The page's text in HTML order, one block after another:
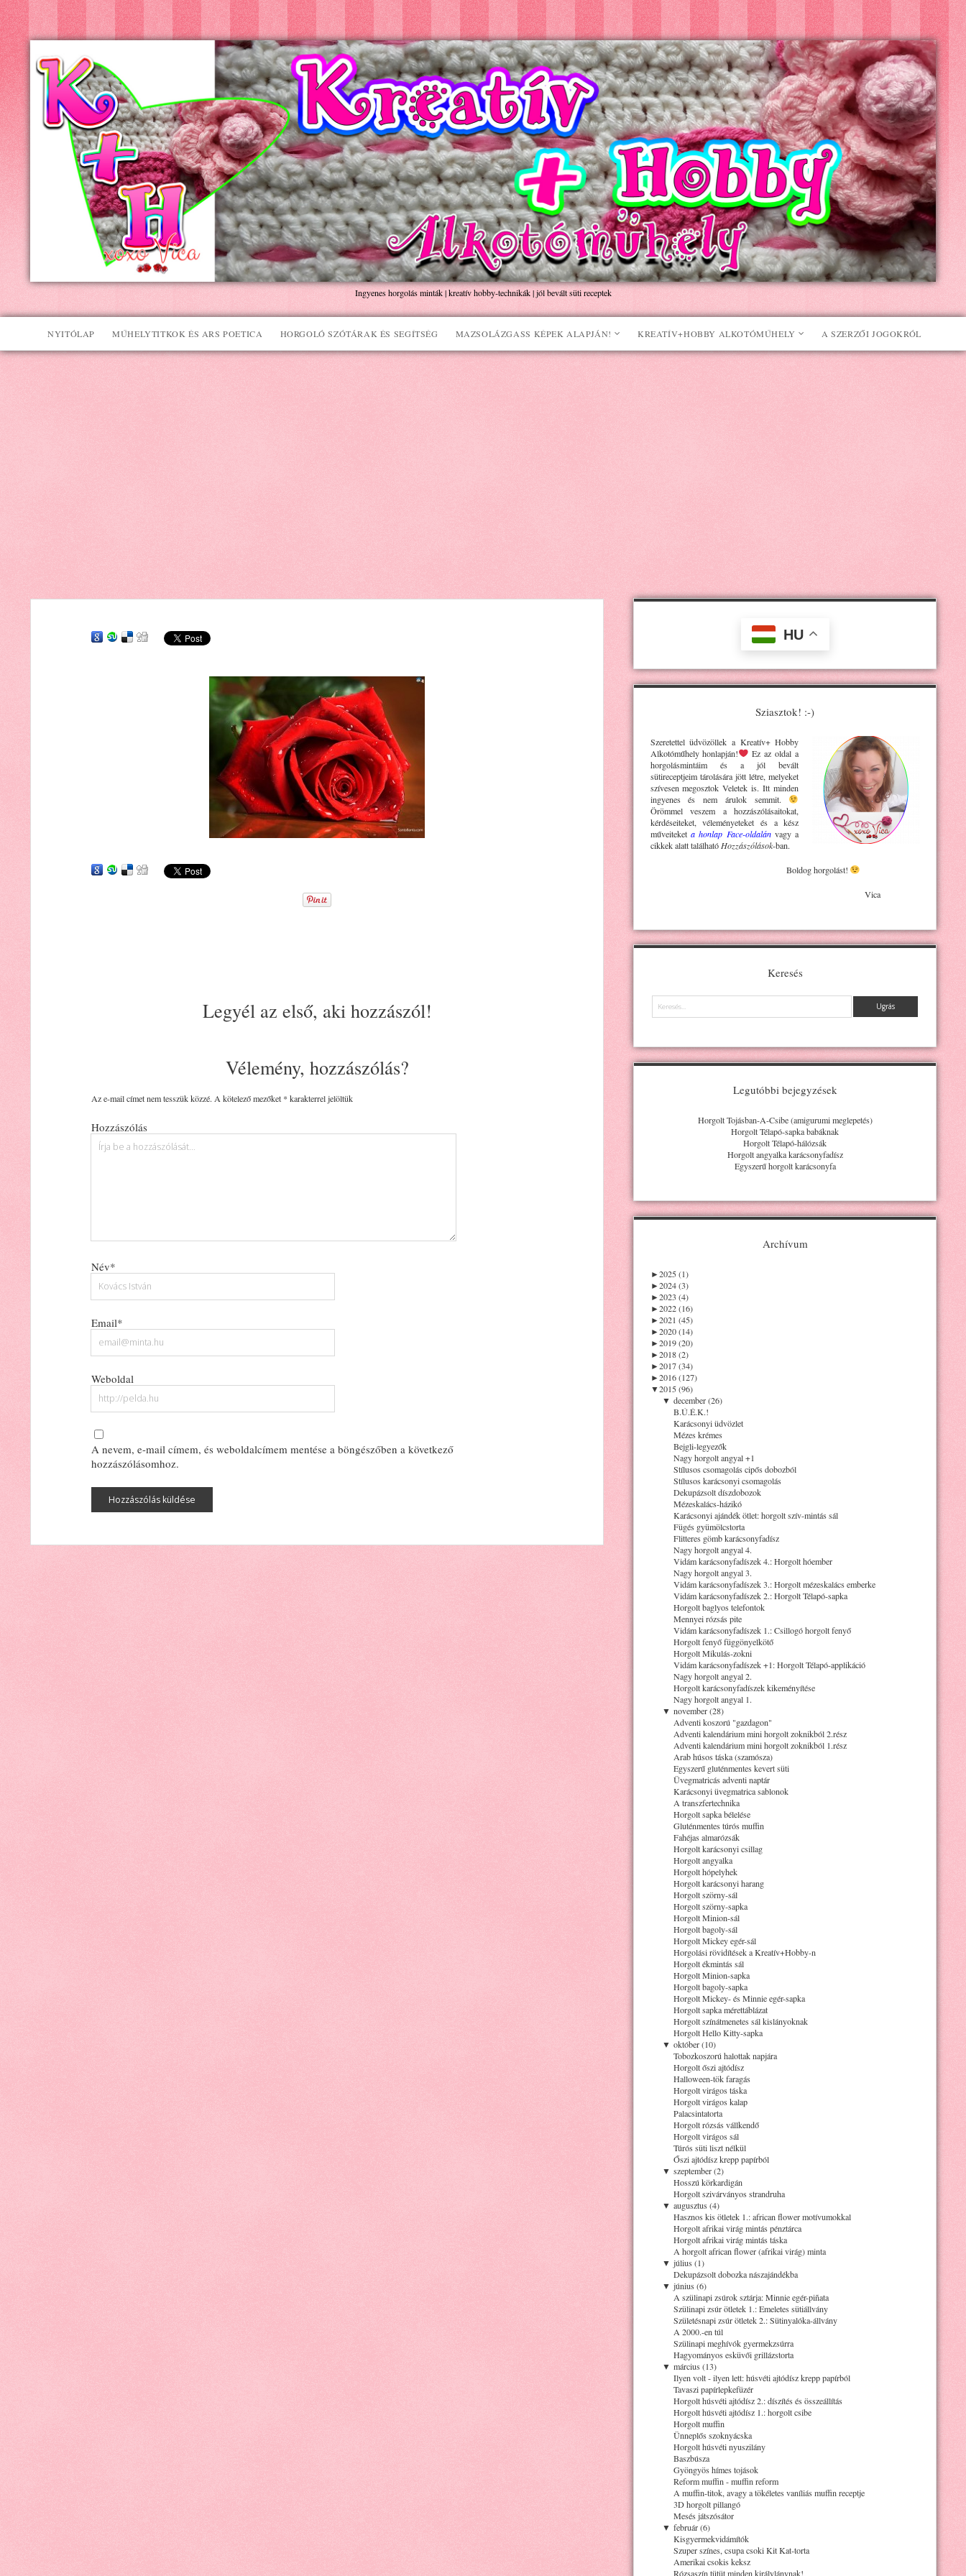
Kreatív+Hobby
Alkotóműhely
Ingyenes horgolás minták | kreatív hobby-technikák | jól bevált süti receptek
NYITÓLAP MŰHELYTITKOK ÉS ARS POETICA HORGOLÓ SZÓTÁRAK ÉS SEGÍTSÉG MAZSOLÁZGASS KÉPEK ALAPJÁN! KREATÍV+HOBBY ALKOTÓMŰHELY A SZERZŐI JOGOKRÓL
Legyél az első, aki hozzászól!
Vélemény, hozzászólás?
Az e-mail címet nem tesszük közzé. A kötelező mezőket * karakterrel jelöltük
Hozzászólás
Név*
Email*
Weboldal
A nevem, e-mail címem, és weboldalcímem mentése a böngészőben a következő
hozzászólásomhoz.
HU
Sziasztok! :-)
Szeretettel üdvözöllek a Kreatív+ Hobby
Alkotóműhelyhonlapján!
Ez az oldal a
horgolásmintáim és a jól bevált
sütireceptjeim tárolására jött létre, melyeket
szívesen megosztok Veletek is. Itt minden
ingyenes és nem árulok semmit.
Örömmel veszem a hozzászólásaitokat,
kérdéseiteket, véleményeteket és a kész
műveiteket a honlap Face-oldalánvagy a
cikkek alatt található Hozzászólások-ban.
Boldog horgolást!
Vica
Keresés
Keresés
Legutóbbi bejegyzések
Horgolt Tojásban-A-Csibe (amigurumi meglepetés)
Horgolt Télapó-sapka babáknak
Horgolt Télapó-hálózsák
Horgolt angyalka karácsonyfadísz
Egyszerű horgolt karácsonyfa
Archívum
►2025 (1)
►2024 (3)
►2023 (4)
►2022 (16)
►2021 (45)
►2020 (14)
►2019 (20)
►2018 (2)
►2017 (34)
►2016 (127)
▼2015 (96)
▼ december (26)
B.Ú.É.K.!
Karácsonyi üdvözlet
Mézes krémes
Bejgli-legyezők
Nagy horgolt angyal +1
Stílusos csomagolás cipős dobozból
Stílusos karácsonyi csomagolás
Dekupázsolt díszdobozok
Mézeskalács-házikó
Karácsonyi ajándék ötlet: horgolt szív-mintás sál
Fügés gyümölcstorta
Flitteres gömb karácsonyfadísz
Nagy horgolt angyal 4.
Vidám karácsonyfadíszek 4.: Horgolt hóember
Nagy horgolt angyal 3.
Vidám karácsonyfadíszek 3.: Horgolt mézeskalács emberke
Vidám karácsonyfadíszek 2.: Horgolt Télapó-sapka
Horgolt baglyos telefontok
Mennyei rózsás pite
Vidám karácsonyfadíszek 1.: Csillogó horgolt fenyő
Horgolt fenyő függönyelkötő
Horgolt Mikulás-zokni
Vidám karácsonyfadíszek +1: Horgolt Télapó-applikáció
Nagy horgolt angyal 2.
Horgolt karácsonyfadíszek kikeményítése
Nagy horgolt angyal 1.
▼ november (28)
Adventi koszorú "gazdagon"
Adventi kalendárium mini horgolt zoknikból 2.rész
Adventi kalendárium mini horgolt zoknikból 1.rész
Arab húsos táska (szamósza)
Egyszerű gluténmentes kevert süti
Üvegmatricás adventi naptár
Karácsonyi üvegmatrica sablonok
A transzfertechnika
Horgolt sapka bélelése
Gluténmentes túrós muffin
Fahéjas almarózsák
Horgolt karácsonyi csillag
Horgolt angyalka
Horgolt hópelyhek
Horgolt karácsonyi harang
Horgolt szörny-sál
Horgolt szörny-sapka
Horgolt Minion-sál
Horgolt bagoly-sál
Horgolt Mickey egér-sál
Horgolási rövidítések a Kreatív+Hobby-n
Horgolt ékmintás sál
Horgolt Minion-sapka
Horgolt bagoly-sapka
Horgolt Mickey- és Minnie egér-sapka
Horgolt sapka mérettáblázat
Horgolt színátmenetes sál kislányoknak
Horgolt Hello Kitty-sapka
▼ október (10)
Tobozkoszorú halottak napjára
Horgolt őszi ajtódísz
Halloween-tök faragás
Horgolt virágos táska
Horgolt virágos kalap
Palacsintatorta
Horgolt rózsás vállkendő
Horgolt virágos sál
Túrós süti liszt nélkül
Őszi ajtódísz krepp papírból
▼ szeptember (2)
Hosszú körkardigán
Horgolt szivárványos strandruha
▼ augusztus (4)
Hasznos kis ötletek 1.: african flower motívumokkal
Horgolt afrikai virág mintás pénztárca
Horgolt afrikai virág mintás táska
A horgolt african flower (afrikai virág) minta
▼ július (1)
Dekupázsolt dobozka nászajándékba
▼ június (6)
A szülinapi zsúrok sztárja: Minnie egér-piñata
Szülinapi zsúr ötletek 1.: Emeletes sütiállvány
Születésnapi zsúr ötletek 2.: Sütinyalóka-állvány
A 2000.-en túl
Szülinapi meghívók gyermekzsúrra
Hagyományos esküvői grillázstorta
▼ március (13)
Ilyen volt - ilyen lett: húsvéti ajtódísz krepp papírból
Tavaszi papírlepkefüzér
Horgolt húsvéti ajtódísz 2.: díszítés és összeállítás
Horgolt húsvéti ajtódísz 1.: horgolt csibe
Horgolt muffin
Ünneplős szoknyácska
Horgolt húsvéti nyuszilány
Baszbúsza
Gyöngyös hímes tojások
Reform muffin - muffin reform
A muffin-titok, avagy a tökéletes vaníliás muffin receptje
3D horgolt pillangó
Mesés játszósátor
▼ február (6)
Kisgyermekvidámítók
Szuper színes, csupa csoki Kit Kat-torta
Amerikai csokis keksz
Rózsaszín tütüt minden királylánynak!